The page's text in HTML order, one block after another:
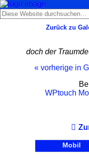
Zurück zu
doch der
« vorherige in
WPtouch
Mobil